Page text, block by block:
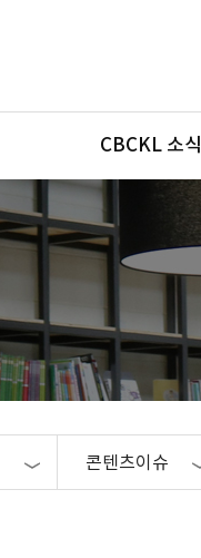
CBCKL 소식
콘텐츠이슈